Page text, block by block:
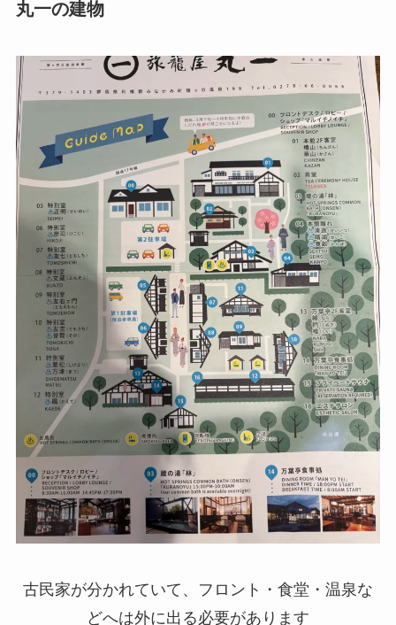
丸一の建物
古民家が分かれていて、フロント・食堂・温泉な
どへは外に出る必要があります